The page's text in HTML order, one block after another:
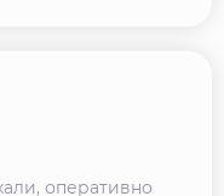
оперативно